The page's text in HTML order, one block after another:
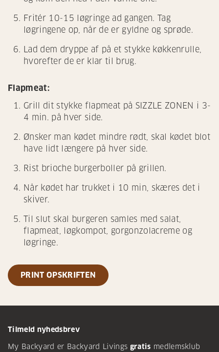
Fritér 10-15 løgringe ad gangen. Tag
løgringene op, når de er gyldne og sprøde.
Lad dem dryppe af på et stykke køkkenrulle,
hvorefter de er klar til brug.
Flapmeat:
Grill dit stykke flapmeat på SIZZLE ZONEN i 3-
4 min. på hver side.
Ønsker man kødet mindre rødt, skal kødet blot
have lidt længere på hver side.
Rist brioche burgerboller på grillen.
Når kødet har trukket i 10 min, skæres det i
skiver.
Til slut skal burgeren samles med salat,
flapmeat, løgkompot, gorgonzolacreme og
løgringe.
PRINT OPSKRIFTEN
Tilmeld nyhedsbrev
My Backyard er Backyard Livings gratis medlemsklub